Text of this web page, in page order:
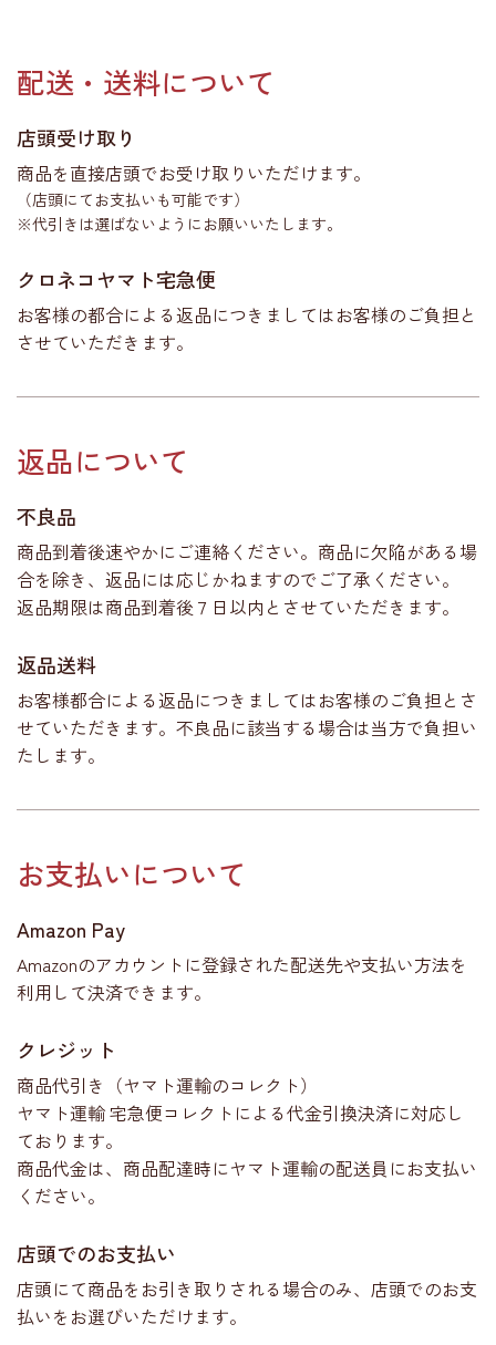
配送・送料について
店頭受け取り
商品を直接店頭でお受け取りいただけます。
（店頭にてお支払いも可能です）
※代引きは選ばないようにお願いいたします。
クロネコヤマト宅急便
お客様の都合による返品につきましてはお客様のご負担と
させていただきます。
返品について
不良品
商品到着後速やかにご連絡ください。商品に欠陥がある場
合を除き、返品には応じかねますのでご了承ください。
返品期限は商品到着後７日以内とさせていただきます。
返品送料
お客様都合による返品につきましてはお客様のご負担とさ
せていただきます。不良品に該当する場合は当方で負担い
たします。
お支払いについて
Amazon Pay
Amazonのアカウントに登録された配送先や支払い方法を
利用して決済できます。
クレジット
商品代引き（ヤマト運輸のコレクト）
ヤマト運輸 宅急便コレクトによる代金引換決済に対応し
ております。
商品代金は、商品配達時にヤマト運輸の配送員にお支払い
ください。
店頭でのお支払い
店頭にて商品をお引き取りされる場合のみ、店頭でのお支
払いをお選びいただけます。